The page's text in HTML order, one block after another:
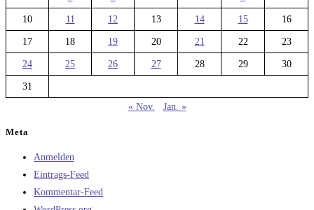
10 11 12 13 14 15 16
17 18 19 20 21 22 23
24 25 26 27 28 29 30
31
« Nov.
Jan. »
Meta
Anmelden
Eintrags-Feed
Kommentar-Feed